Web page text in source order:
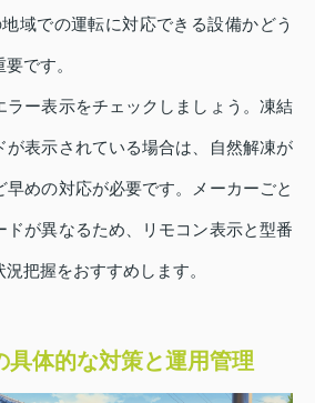
域での運転に対応できる設備かどう
です。
ラー表示をチェックしましょう。凍結
が表示されている場合は、自然解凍が
めの対応が必要です。メーカーごと
ドが異なるため、リモコン表示と型番
把握をおすすめします。
具体的な対策と運用管理